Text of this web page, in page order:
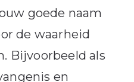
goede naam
de waarheid
Bijvoorbeeld als
en